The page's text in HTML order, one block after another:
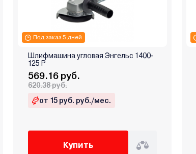
Под заказ 5 дней
Шлифмашина угловая Энгельс 1400-
125 Р
569.16 руб.
620.38 руб.
от 15 руб. руб./мес.
Купить